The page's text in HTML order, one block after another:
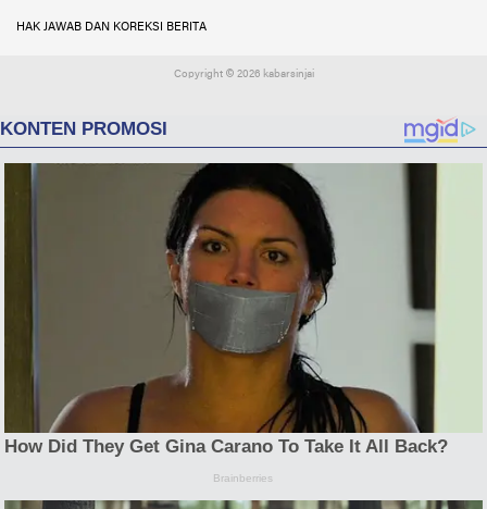
HAK JAWAB DAN KOREKSI BERITA
Copyright © 2026 kabarsinjai